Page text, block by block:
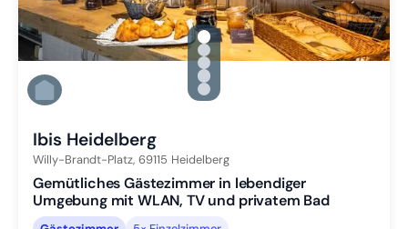
gallery.slide_selector
Zu Slide 1 wechseln
Zu Slide 2 wechseln
Zu Slide 3 wechseln
Zu Slide 4 wechseln
Zu Slide 5 wechseln
Ibis Heidelberg
Willy-Brandt-Platz, 69115 Heidelberg
Gemütliches Gästezimmer in lebendiger
Umgebung mit WLAN, TV und privatem Bad